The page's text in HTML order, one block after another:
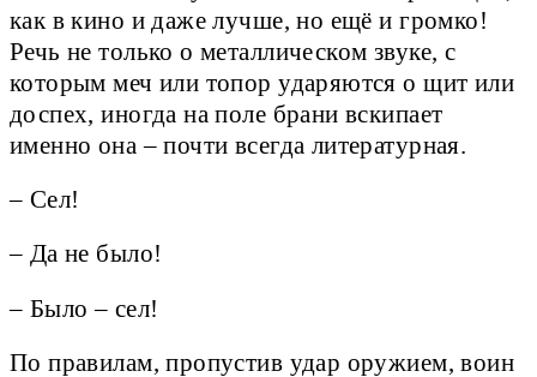
как в кино и даже лучше, но ещё и громко!
Речь не только о металлическом звуке, с
которым меч или топор ударяются о щит или
доспех, иногда на поле брани вскипает
именно она – почти всегда литературная.
– Сел!
– Да не было!
– Было – сел!
По правилам, пропустив удар оружием, воин